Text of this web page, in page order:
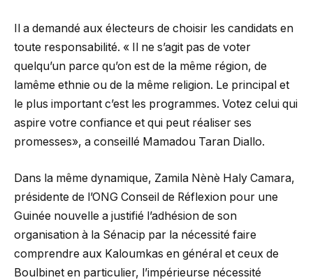
Il a demandé aux électeurs de choisir les candidats en
toute responsabilité. « Il ne s’agit pas de voter
quelqu’un parce qu’on est de la même région, de
lamême ethnie ou de la même religion. Le principal et
le plus important c’est les programmes. Votez celui qui
aspire votre confiance et qui peut réaliser ses
promesses», a conseillé Mamadou Taran Diallo.
Dans la même dynamique, Zamila Nènè Haly Camara,
présidente de l’ONG Conseil de Réflexion pour une
Guinée nouvelle a justifié l’adhésion de son
organisation à la Sénacip par la nécessité faire
comprendre aux Kaloumkas en général et ceux de
Boulbinet en particulier, l’impérieurse nécessité